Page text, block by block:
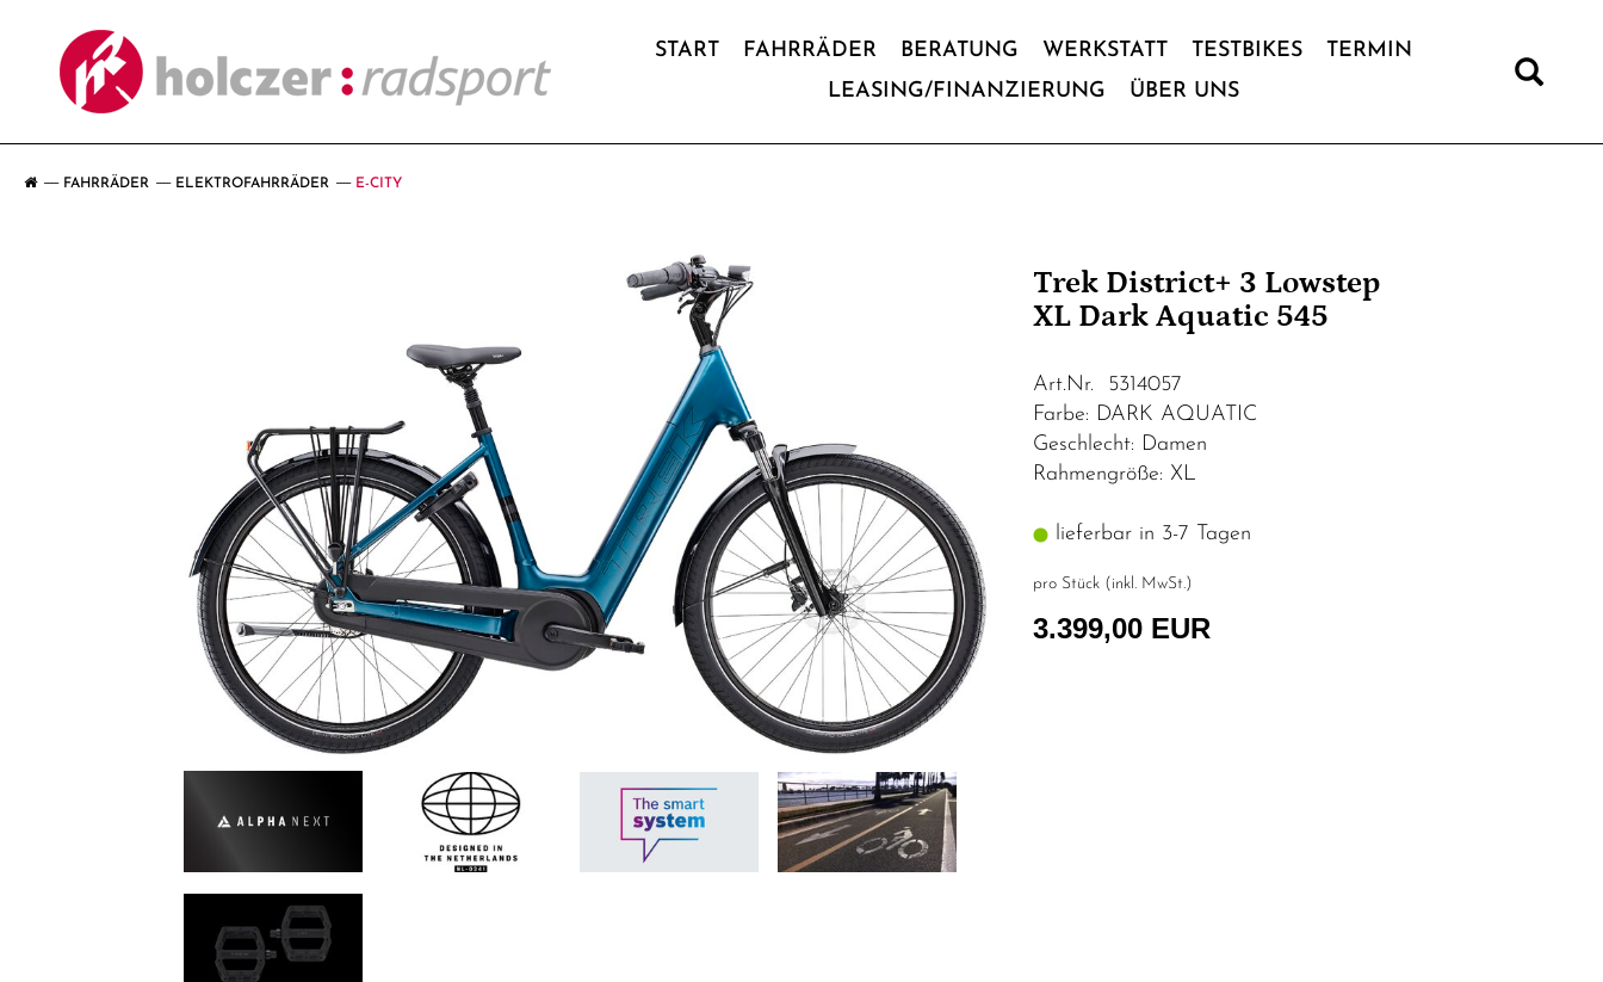
START FAHRRÄDER BERATUNG WERKSTATT TESTBIKES
TERMIN
LEASING/FINANZIERUNG
ÜBER UNS
FAHRRÄDER ELEKTROFAHRRÄDER E-CITY
Trek District+ 3 Lowstep
XL Dark Aquatic 545
Art.Nr. 5314057
Farbe: DARK AQUATIC
Geschlecht: Damen
Rahmengröße: XL
lieferbar in 3-7 Tagen
pro Stück (inkl. MwSt.)
3.399,00 EUR